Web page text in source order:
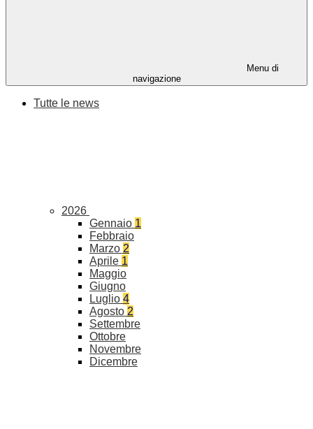
Menu di
navigazione
Tutte le news
2026
Gennaio 1
Febbraio
Marzo 2
Aprile 1
Maggio
Giugno
Luglio 4
Agosto 2
Settembre
Ottobre
Novembre
Dicembre